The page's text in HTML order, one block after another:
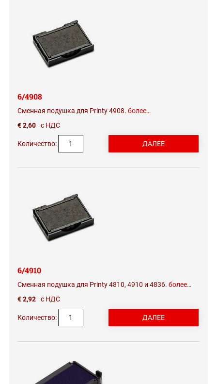
6/4908
Сменная подушка для Printy 4908. более…
€ 2,60
с НДС
Количество:
6/4910
Сменная подушка для Printy 4810, 4910 и 4836. более…
€ 2,92
с НДС
Количество: